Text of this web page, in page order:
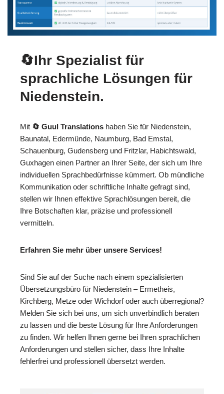
🔄Ihr Spezialist für
sprachliche Lösungen für
Niedenstein.
Mit 🔄 Guul Translations haben Sie für Niedenstein,
Baunatal, Edermünde, Naumburg, Bad Emstal,
Schauenburg, Gudensberg und Fritzlar, Habichtswald,
Guxhagen einen Partner an Ihrer Seite, der sich um Ihre
individuellen Sprachbedürfnisse kümmert. Ob mündliche
Kommunikation oder schriftliche Inhalte gefragt sind,
stellen wir Ihnen effektive Sprachlösungen bereit, die
Ihre Botschaften klar, präzise und professionell
vermitteln.
Erfahren Sie mehr über unsere Services!
Sind Sie auf der Suche nach einem spezialisierten
Übersetzungsbüro für Niedenstein – Ermetheis,
Kirchberg, Metze oder Wichdorf oder auch überregional?
Melden Sie sich bei uns, um sich unverbindlich beraten
zu lassen und die beste Lösung für Ihre Anforderungen
zu finden. Wir helfen Ihnen gerne bei Ihren sprachlichen
Anforderungen und stellen sicher, dass Ihre Inhalte
fehlerfrei und professionell übersetzt werden.